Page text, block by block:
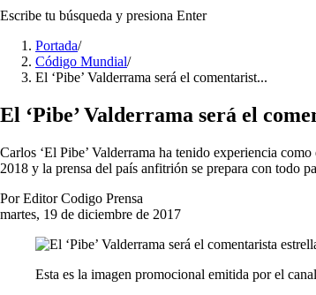
Escribe tu búsqueda y presiona Enter
Portada/
Código Mundial/
El ‘Pibe’ Valderrama será el comentarist...
El ‘Pibe’ Valderrama será el
Carlos ‘El Pibe’ Valderrama ha tenido experiencia
2018 y la prensa del país anfitrión se prepara con
Por Editor Codigo Prensa
martes, 19 de diciembre de 2017
Esta es la imagen promocional emitida por el